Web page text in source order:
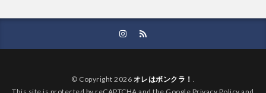
© Copyright 2026 オレはボンクラ！